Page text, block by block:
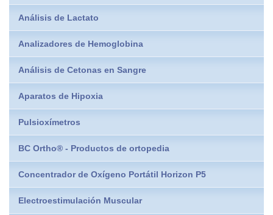
Análisis de Lactato
Analizadores de Hemoglobina
Análisis de Cetonas en Sangre
Aparatos de Hipoxia
Pulsioxímetros
BC Ortho® - Productos de ortopedia
Concentrador de Oxígeno Portátil Horizon P5
Electroestimulación Muscular